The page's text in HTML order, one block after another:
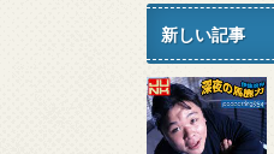
新しい記事